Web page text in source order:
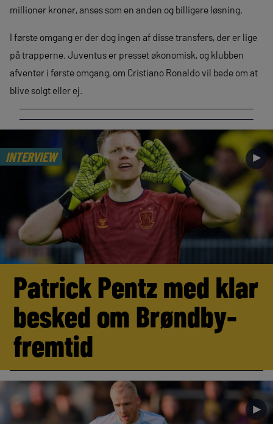
millioner kroner, anses som en anden og billigere løsning.
I første omgang er der dog ingen af disse transfers, der er lige
på trapperne. Juventus er presset økonomisk, og klubben
afventer i første omgang, om Cristiano Ronaldo vil bede om at
blive solgt eller ej.
INTERVIEW ►
Patrick Pentz med klar
besked om Brøndby-
fremtid
►